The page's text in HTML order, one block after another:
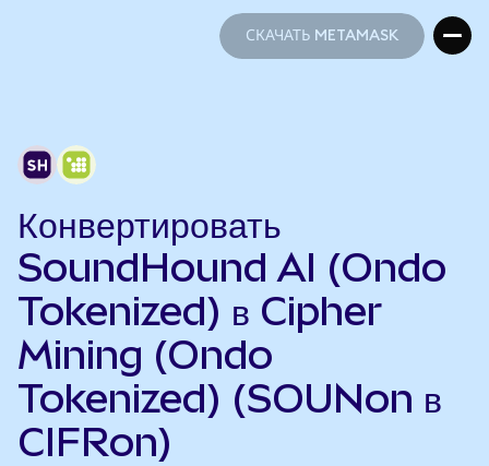
СКАЧАТЬ METAMASK
Конвертировать
SoundHound AI (Ondo
Tokenized) в Cipher
Mining (Ondo
Tokenized) (SOUNon в
CIFRon)